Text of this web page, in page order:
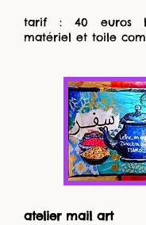
tarif : 40 euros
matériel et toile
atelier mail art